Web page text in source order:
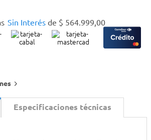
Sin Interésde $ 564.999,00
Especificaciones técnicas